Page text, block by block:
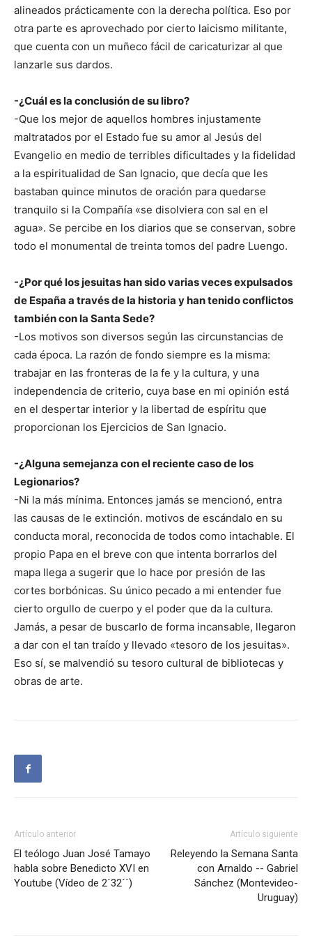
alineados prácticamente con la derecha política. Eso por
otra parte es aprovechado por cierto laicismo militante,
que cuenta con un muñeco fácil de caricaturizar al que
lanzarle sus dardos.
-¿Cuál es la conclusión de su libro?
-Que los mejor de aquellos hombres injustamente
maltratados por el Estado fue su amor al Jesús del
Evangelio en medio de terribles dificultades y la fidelidad
a la espiritualidad de San Ignacio, que decía que les
bastaban quince minutos de oración para quedarse
tranquilo si la Compañía «se disolviera con sal en el
agua». Se percibe en los diarios que se conservan, sobre
todo el monumental de treinta tomos del padre Luengo.
-¿Por qué los jesuitas han sido varias veces expulsados
de España a través de la historia y han tenido conflictos
también con la Santa Sede?
-Los motivos son diversos según las circunstancias de
cada época. La razón de fondo siempre es la misma:
trabajar en las fronteras de la fe y la cultura, y una
independencia de criterio, cuya base en mi opinión está
en el despertar interior y la libertad de espíritu que
proporcionan los Ejercicios de San Ignacio.
-¿Alguna semejanza con el reciente caso de los
Legionarios?
-Ni la más mínima. Entonces jamás se mencionó, entra
las causas de le extinción. motivos de escándalo en su
conducta moral, reconocida de todos como intachable. El
propio Papa en el breve con que intenta borrarlos del
mapa llega a sugerir que lo hace por presión de las
cortes borbónicas. Su único pecado a mi entender fue
cierto orgullo de cuerpo y el poder que da la cultura.
Jamás, a pesar de buscarlo de forma incansable, llegaron
a dar con el tan traído y llevado «tesoro de los jesuitas».
Eso sí, se malvendió su tesoro cultural de bibliotecas y
obras de arte.
Artículo anterior
El teólogo Juan José Tamayo
habla sobre Benedicto XVI en
Youtube (Vídeo de 2´32´´)
Artículo siguiente
Releyendo la Semana Santa
con Arnaldo -- Gabriel
Sánchez (Montevideo-
Uruguay)